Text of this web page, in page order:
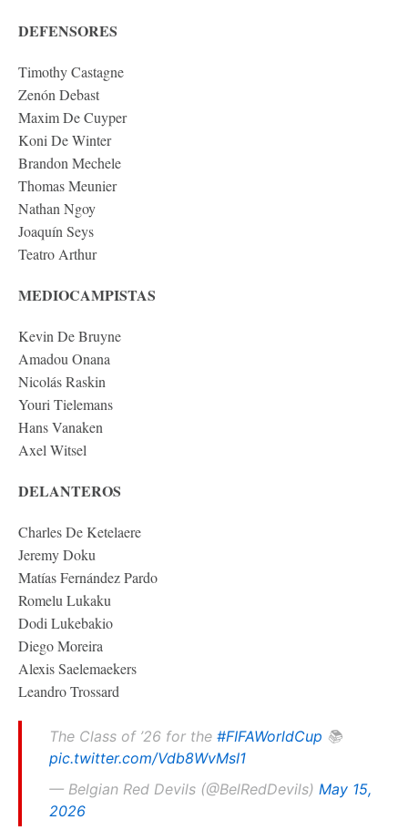
DEFENSORES
Timothy Castagne
Zenón Debast
Maxim De Cuyper
Koni De Winter
Brandon Mechele
Thomas Meunier
Nathan Ngoy
Joaquín Seys
Teatro Arthur
MEDIOCAMPISTAS
Kevin De Bruyne
Amadou Onana
Nicolás Raskin
Youri Tielemans
Hans Vanaken
Axel Witsel
DELANTEROS
Charles De Ketelaere
Jeremy Doku
Matías Fernández Pardo
Romelu Lukaku
Dodi Lukebakio
Diego Moreira
Alexis Saelemaekers
Leandro Trossard
The Class of ’26 for the #FIFAWorldCup 📚
pic.twitter.com/Vdb8WvMsI1
— Belgian Red Devils (@BelRedDevils) May 15,
2026